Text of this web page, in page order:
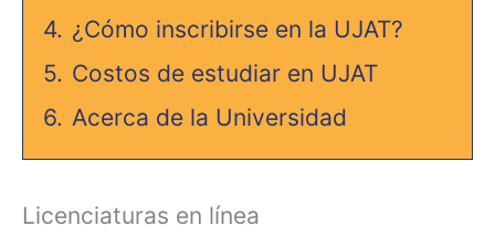
4. ¿Cómo inscribirse en la UJAT?
5. Costos de estudiar en UJAT
6. Acerca de la Universidad
Licenciaturas en línea